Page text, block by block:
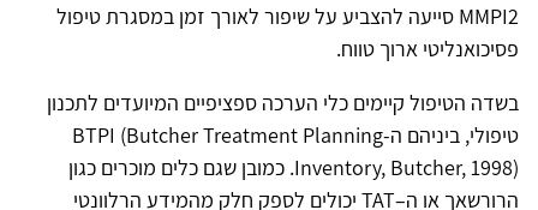
MMPI2 סייעה להצביע על שיפור לאורך זמן במסגרת טיפול
פסיכואנליטי ארוך טווח.
בשדה הטיפול קיימים כלי הערכה ספציפיים המיועדים לתכנון
טיפולי, ביניהם ה-BTPI (Butcher Treatment Planning
Inventory, Butcher, 1998). כמובן שגם כלים מוכרים כגון
הרורשאך או ה–TAT יכולים לספק חלק מהמידע הרלוונטי